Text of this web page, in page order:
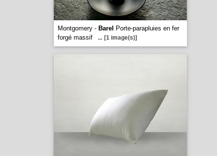
Montgomery - Barel
Porte-parapluies en fer
forgé massif
... [1 image(s)]